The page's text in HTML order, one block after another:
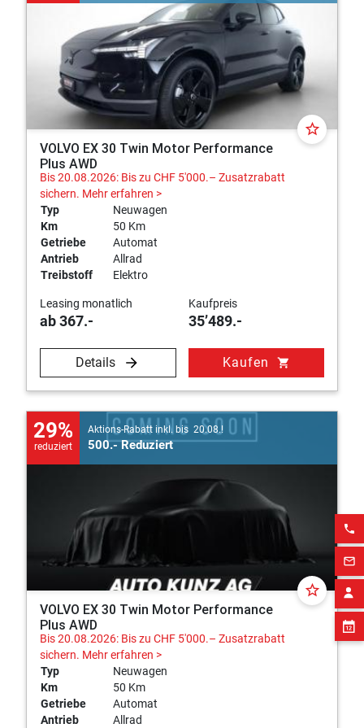
phone
mail_outline
star_border
VOLVO EX 30 Twin Motor Performance
Plus AWD
Bis 20.08.2026: Bis zu CHF 5'000.– Zusatzrabatt
sichern. Mehr erfahren >
Typ
Neuwagen
Km
50 Km
Getriebe
Automat
Antrieb
Allrad
Treibstoff
Elektro
Leasing monatlich
ab 367.-
Kaufpreis
35’489.-
Details Kaufen shopping_cart
29%
reduziert
Aktions-Rabatt inkl. bis 20.08.!
500.- Reduziert
star_border
VOLVO EX 30 Twin Motor Performance
Plus AWD
Bis 20.08.2026: Bis zu CHF 5'000.– Zusatzrabatt
sichern. Mehr erfahren >
Typ
Neuwagen
Km
50 Km
Getriebe
Automat
Antrieb
Allrad